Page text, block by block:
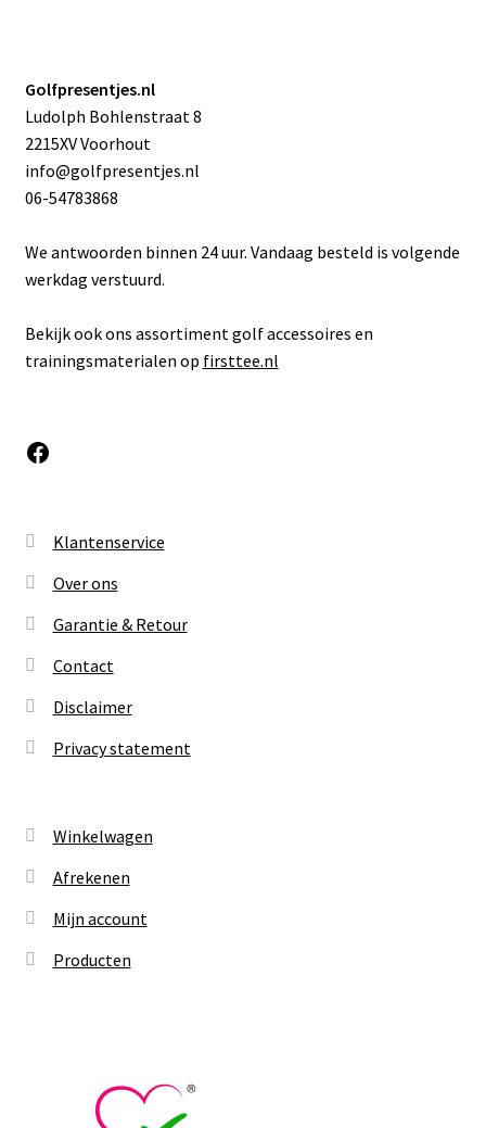
Golfpresentjes.nl
Ludolph Bohlenstraat 8
2215XV Voorhout
info@golfpresentjes.nl
06-54783868
We antwoorden binnen 24 uur. Vandaag besteld is volgende
werkdag verstuurd.
Bekijk ook ons assortiment golf accessoires en
trainingsmaterialen op firsttee.nl
Facebook
Klantenservice
Over ons
Garantie & Retour
Contact
Disclaimer
Privacy statement
Winkelwagen
Afrekenen
Mijn account
Producten